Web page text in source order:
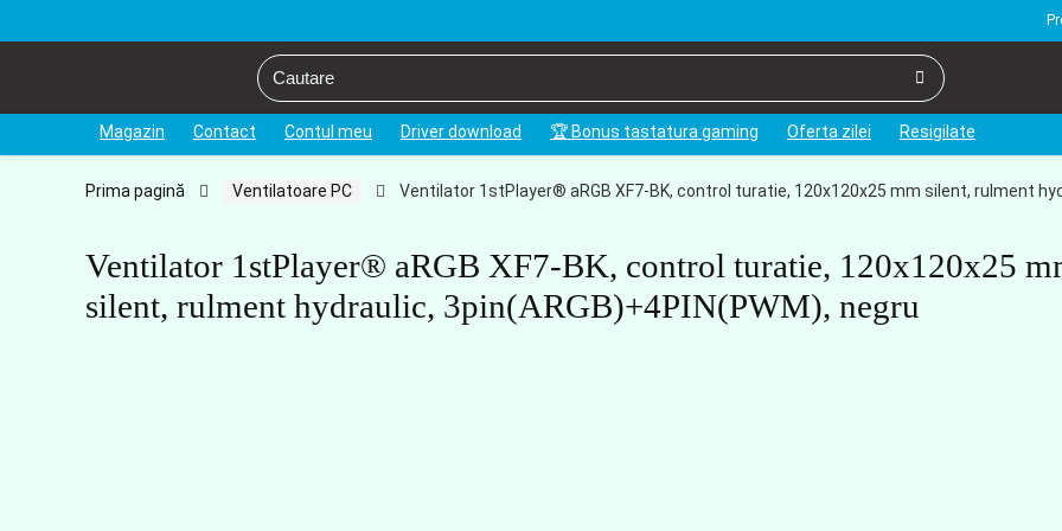
Magazin Contact Contul meu Driver download 🏆 Bonus tastatura gaming Oferta zilei Resigilate
Prima pagină Ventilatoare PC Ventilator 1stPlayer® aRGB XF7-BK, control turatie, 120x120x25 mm silent, rulment
Ventilator 1stPlayer® aRGB XF7-BK, control turatie, 120x120x25
silent, rulment hydraulic, 3pin(ARGB)+4PIN(PWM), negru